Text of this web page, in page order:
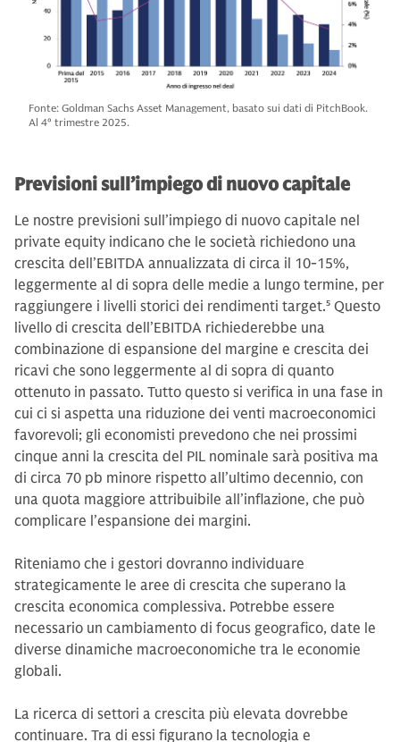
Fonte: Goldman Sachs Asset Management, basato sui dati di PitchBook.
Al 4° trimestre 2025.
Previsioni sull’impiego di nuovo capitale
Le nostre previsioni sull’impiego di nuovo capitale nel
private equity indicano che le società richiedono una
crescita dell’EBITDA annualizzata di circa il 10-15%,
leggermente al di sopra delle medie a lungo termine, per
raggiungere i livelli storici dei rendimenti target.5 Questo
livello di crescita dell’EBITDA richiederebbe una
combinazione di espansione del margine e crescita dei
ricavi che sono leggermente al di sopra di quanto
ottenuto in passato. Tutto questo si verifica in una fase in
cui ci si aspetta una riduzione dei venti macroeconomici
favorevoli; gli economisti prevedono che nei prossimi
cinque anni la crescita del PIL nominale sarà positiva ma
di circa 70 pb minore rispetto all’ultimo decennio, con
una quota maggiore attribuibile all’inflazione, che può
complicare l’espansione dei margini.
Riteniamo che i gestori dovranno individuare
strategicamente le aree di crescita che superano la
crescita economica complessiva. Potrebbe essere
necessario un cambiamento di focus geografico, date le
diverse dinamiche macroeconomiche tra le economie
globali.
La ricerca di settori a crescita più elevata dovrebbe
continuare. Tra di essi figurano la tecnologia e